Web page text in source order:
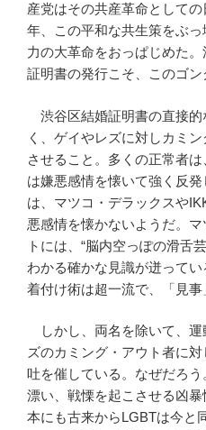
産党はその共産革命として
年、この平和な共生策をぶ
力の大革命をおっぱじめた
証明書の発行こそ、このゴン
渋谷区結婚証明書の直接的
く、ゲイやレズに対しカミ
させること。多くの正常者
は嫌悪感情を懐いて強く反
は、マツコ・デラックスや
悪感情を懐かないようだ。
トには、“脳内空っぽの滑舌
わかる確かな見識が迸って
着付け術は超一流で、「見事
しかし、両名を除いて、運
ズのカミング・アウト者に
吐を催している。なぜだろ
漂い、戦慄を起こさせる凶
本にも古来からLGBTは今と